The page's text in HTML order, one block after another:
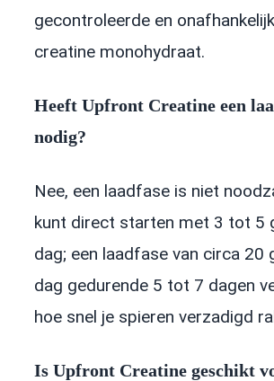
gecontroleerde en
creatine monohydraat.
Heeft Upfront Creatine een
nodig?
Nee, een laadfase is niet
kunt direct starten met 3 tot 5
dag; een laadfase van circa 20
dag gedurende 5 tot 7 dagen
hoe snel je spieren verzadigd
Is Upfront Creatine geschikt